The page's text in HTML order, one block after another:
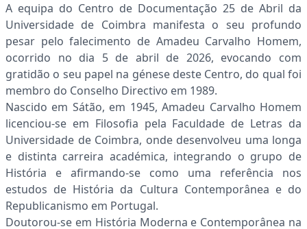
A equipa do Centro de Documentação 25 de Abril da
Universidade de Coimbra manifesta o seu profundo
pesar pelo falecimento de Amadeu Carvalho Homem,
ocorrido no dia 5 de abril de 2026, evocando com
gratidão o seu papel na génese deste Centro, do qual foi
membro do Conselho Directivo em 1989.
Nascido em Sátão, em 1945, Amadeu Carvalho Homem
licenciou-se em Filosofia pela Faculdade de Letras da
Universidade de Coimbra, onde desenvolveu uma longa
e distinta carreira académica, integrando o grupo de
História e afirmando-se como uma referência nos
estudos de História da Cultura Contemporânea e do
Republicanismo em Portugal.
Doutorou-se em História Moderna e Contemporânea na